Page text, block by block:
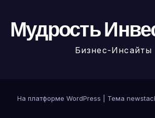
Мудрость
Бизнес-Инсайты
На платформе WordPress Тема